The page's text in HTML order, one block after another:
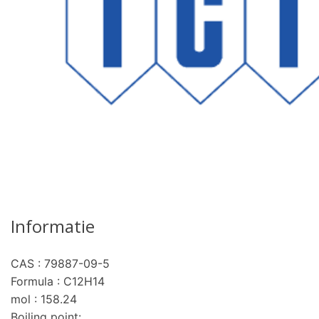
Informatie
CAS : 79887-09-5
Formula : C12H14
mol : 158.24